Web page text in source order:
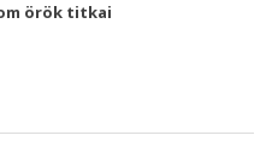
örök titkai